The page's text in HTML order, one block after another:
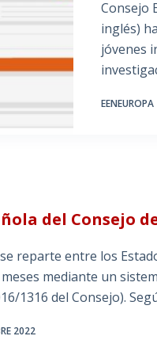
Consejo
inglés)
jóvenes
EENEUROPA
del Consejo
reparte entre los
mediante un
1316 del Consejo).
2022